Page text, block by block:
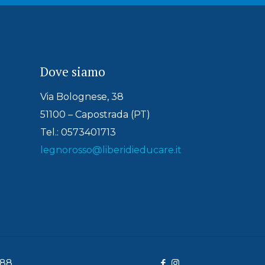
Dove siamo
Via Bolognese, 38
51100 – Capostrada (PT)
Tel.: 0573401713
legnorosso@liberidieducare.it